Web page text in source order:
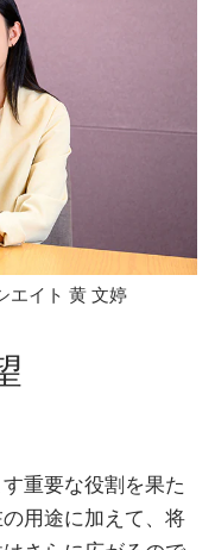
エイト 黄 文婷
重要な役割を果た
用途に加えて、将